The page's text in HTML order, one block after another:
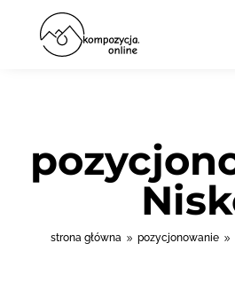
strona główna 9 pozycjonowanie 9